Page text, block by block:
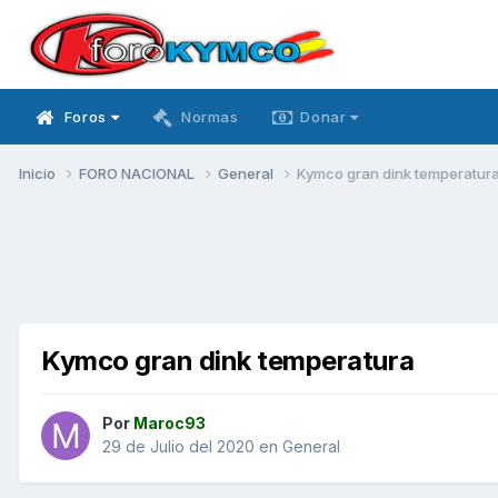
Foros Normas Donar
Inicio FORO NACIONAL General Kymco gran dink
Kymco gran dink temperatura
Por Maroc93
29 de Julio del 2020 en General